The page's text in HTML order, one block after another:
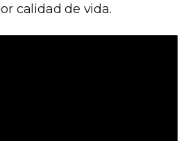
calidad de vida.